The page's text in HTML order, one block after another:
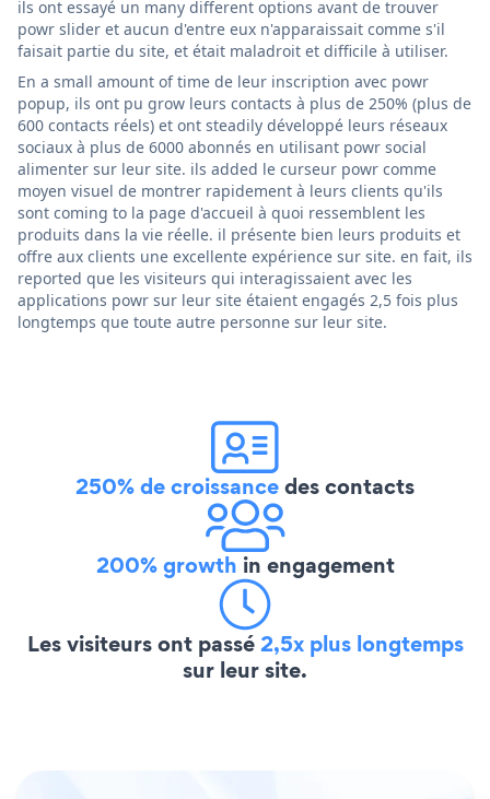
ils ont essayé un many different options avant de trouver
powr slider et aucun d'entre eux n'apparaissait comme s'il
faisait partie du site, et était maladroit et difficile à utiliser.
En a small amount of time de leur inscription avec powr
popup, ils ont pu grow leurs contacts à plus de 250% (plus de
600 contacts réels) et ont steadily développé leurs réseaux
sociaux à plus de 6000 abonnés en utilisant powr social
alimenter sur leur site. ils added le curseur powr comme
moyen visuel de montrer rapidement à leurs clients qu'ils
sont coming to la page d'accueil à quoi ressemblent les
produits dans la vie réelle. il présente bien leurs produits et
offre aux clients une excellente expérience sur site. en fait, ils
reported que les visiteurs qui interagissaient avec les
applications powr sur leur site étaient engagés 2,5 fois plus
longtemps que toute autre personne sur leur site.
250% de croissancedes contacts
200% growth in engagement
Les visiteurs ont passé2,5x plus longtemps
sur leur site.